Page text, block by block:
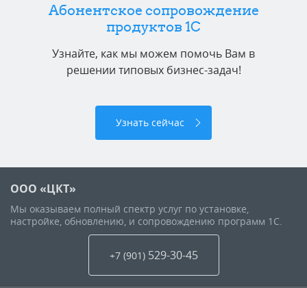
Абонентское сопровождение
продуктов 1C
Узнайте, как мы можем помочь Вам в
решении типовых бизнес-задач!
Узнать сейчас
ООО «ЦКТ»
Мы оказываем полный спектр услуг по установке,
настройке, обновлению, и сопровождению программ 1С.
+7 (901) 529-30-45